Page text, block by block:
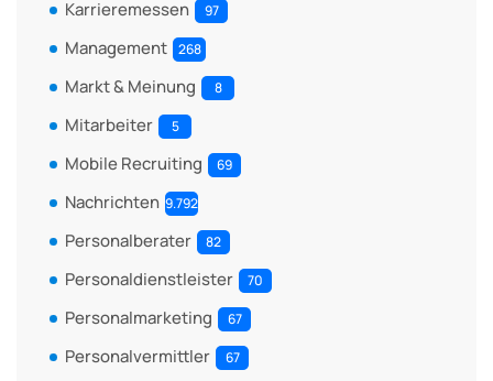
Karrieremessen 97
Management 268
Markt & Meinung 8
Mitarbeiter 5
Mobile Recruiting 69
Nachrichten 9.792
Personalberater 82
Personaldienstleister 70
Personalmarketing 67
Personalvermittler 67